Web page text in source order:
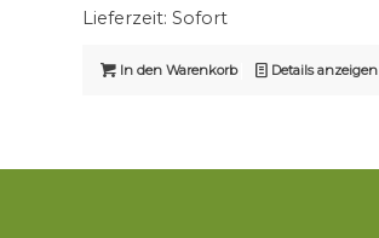
Lieferzeit: Sofort
In den Warenkorb Details anzeigen